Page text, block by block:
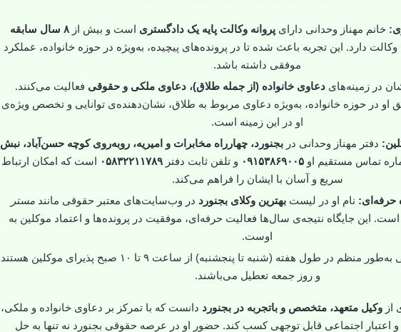
خانم مهناز وحدانی دارایپروانه وکالت پایه یک دادگستری است و بیش از
۸ سال سابقه
دارد. این تجربه باعث شده تا در پرونده‌های پیچیده، به‌ویژه در حوزه خانواده، عملکرد
موفقی داشته باشد.
در زمینه‌های دعاوی خانواده (از جمله طلاق)، دعاوی ملکی و حقوقی فعالیت می‌کنند.
او در حوزه خانواده، به‌ویژه دعاوی مربوط به طلاق، نشان‌دهنده‌ی توانایی و تخصص ویژه‌ی
او در این زمینه است.
دفتر مهناز وحدانی دربجنورد، چهارراه مخابرات و امیریه، روبه‌روی کوچه حسن‌آباد، نبش
تماس مستقیم او۰۹۱۵۳۸۶۹۰۰۵ و تلفن ثابت دفتر۰۵۸۳۲۲۱۱۷۸۹ است که امکان ارتباط
سریع و آسان با ایشان را فراهم می‌کند.
حرفه‌ای: نام او در لیست بهترین وکلای بجنورد در وب‌سایت‌های معتبر حقوقی مانند مستر
این جایگاه نتیجه‌ی سال‌ها فعالیت حرفه‌ای، موفقیت در پرونده‌ها و اعتماد موکلین به
اوست.
خانم وحدانی به‌طور منظم در طول هفته (شنبه تا پنجشنبه) از ساعت ۹ تا ۱۰ صبح پذیرای موکلین هستند
و روز جمعه تعطیل می‌باشند.
ازوکیل متعهد، متخصص و باتجربه در بجنورد دانست که با تمرکز بر دعاوی خانواده و ملکی،
و اعتبار اجتماعی قابل توجهی کسب کند. حضور او در عرصه حقوقی بجنورد نه تنها به حل